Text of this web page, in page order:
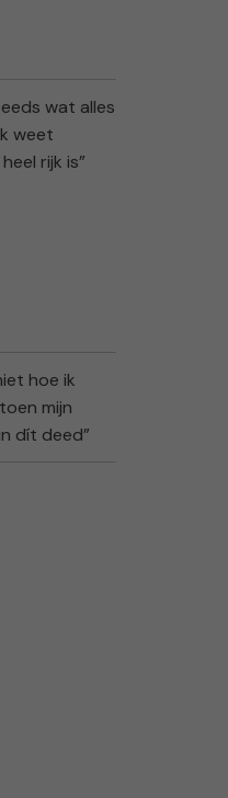
wat alles
weet
rijk is”
hoe ik
mijn
dít deed”